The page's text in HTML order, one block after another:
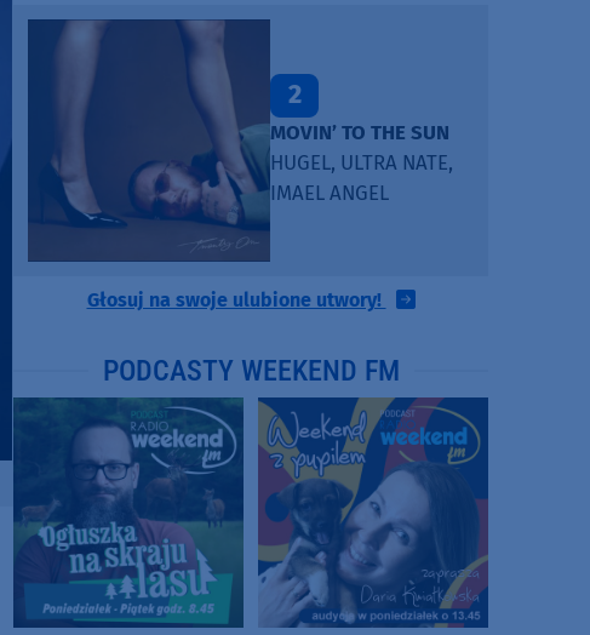
2
MOVIN’ TO THE SUN
HUGEL, ULTRA NATE,
IMAEL ANGEL
Głosuj na swoje ulubione utwory!
PODCASTY WEEKEND FM